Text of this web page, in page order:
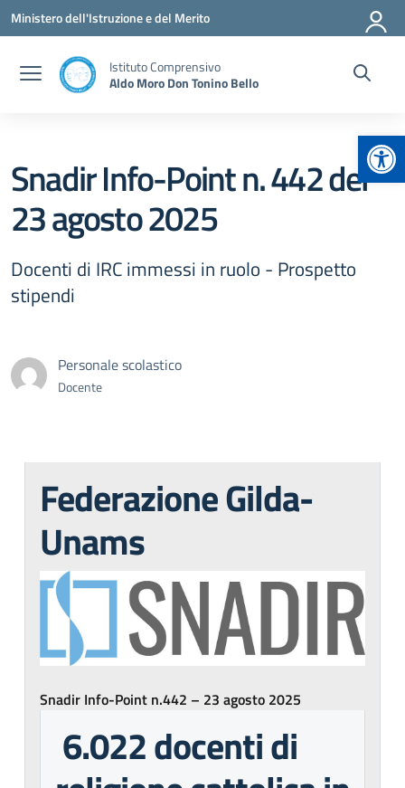
Vai ai contenuti
Vai al menu di navigazione
Vai al footer
Ministero dell'Istruzione e del Merito
Istituto Comprensivo
Aldo Moro Don Tonino Bello
Snadir Info-Point n. 442 del
23 agosto 2025
Docenti di IRC immessi in ruolo - Prospetto
stipendi
Personale scolastico
Docente
Federazione Gilda-
Unams
Snadir Info-Point n.442 – 23 agosto 2025
6.022 docenti di